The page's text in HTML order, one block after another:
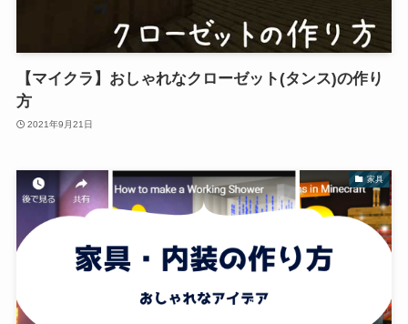
【マイクラ】おしゃれなクローゼット(タンス)の作り
方
2021年9月21日
家具